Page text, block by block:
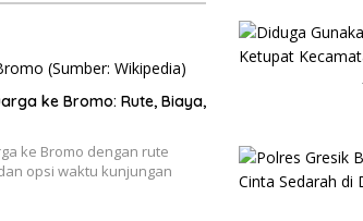
ke Bromo: Rute, Biaya,
ke Bromo dengan rute
opsi waktu kunjungan